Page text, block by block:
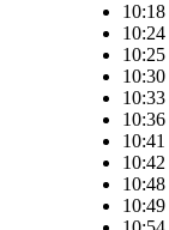
10:18
10:24
10:25
10:30
10:33
10:36
10:41
10:42
10:48
10:49